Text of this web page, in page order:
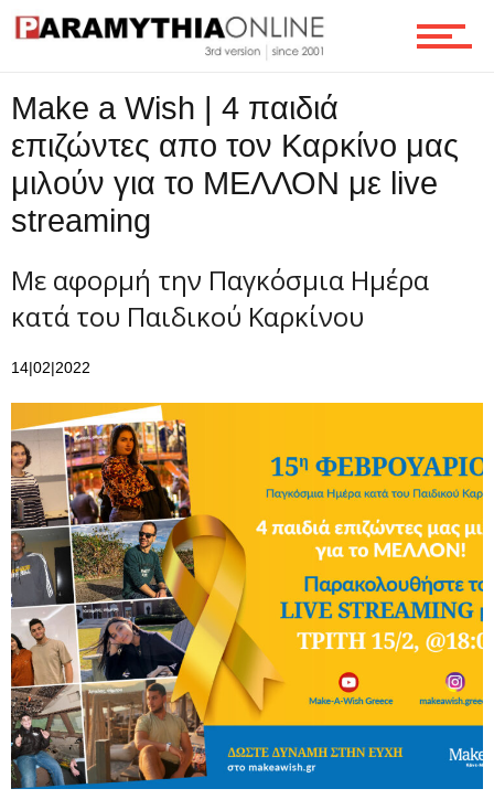
Make a Wish | 4 παιδιά
επιζώντες απο τον Καρκίνο μας
μιλούν για το ΜΕΛΛΟΝ με live
streaming
Με αφορμή την Παγκόσμια Ημέρα
κατά του Παιδικού Καρκίνου
14|02|2022